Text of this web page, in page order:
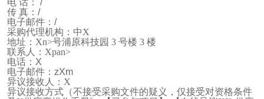
传 真： /
电子邮件： /
采购代理机构：中X
地址：Xn>号浦原科技园 3 号楼 3 楼
联系人：Xpan>
电话： X
电子邮件： zXm
异议接收人：X
异议接收方式（不接受采购文件的疑义，仅接受对资格条件